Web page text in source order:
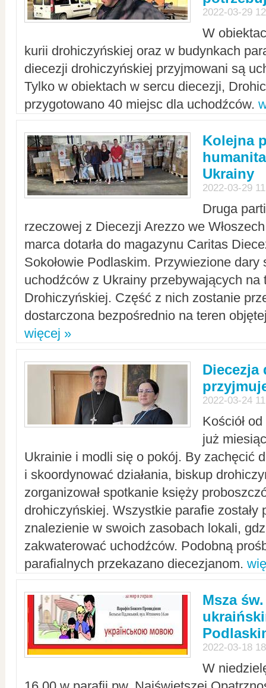
2022-03-29
W
kurii drohiczyńskiej oraz w budynkach
diecezji drohiczyńskiej przyjmowani są
Tylko w obiektach w sercu diecezji,
przygotowano 40 miejsc dla uchodźców.
Kolejna
Ukrainy
2022-03-29
Druga
rzeczowej z Diecezji Arezzo we
marca dotarła do magazynu Caritas
Sokołowie Podlaskim. Przywiezione dary
uchodźców z Ukrainy przebywających na
Drohiczyńskiej. Część z nich zostanie
dostarczona bezpośrednio na teren
więcej »
Diecezja
2022-03-24
Kościół
już
Ukrainie i modli się o pokój. By zachęcić
i skoordynować działania, biskup
zorganizował spotkanie księży
drohiczyńskiej. Wszystkie parafie zostały
znalezienie w swoich zasobach lokali,
zakwaterować uchodźców. Podobną
parafialnych przekazano diecezjanom.
Msza
2022-03-18
W